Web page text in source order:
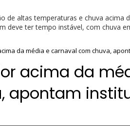
de altas temperaturas e chuva acima
deve ter tempo instável, com chuva
da média e carnaval com chuva,
acima da
apontam